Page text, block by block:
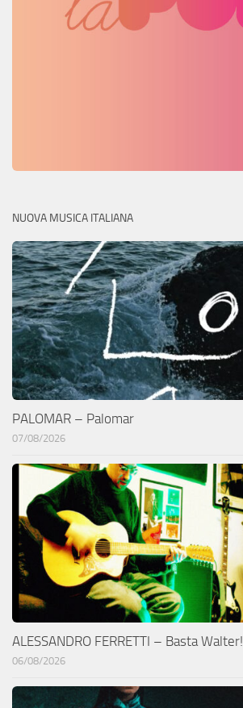
NUOVA MUSICA ITALIANA
PALOMAR – Palomar
07/08/2026
ALESSANDRO FERRETTI – Basta Walter!
06/08/2026